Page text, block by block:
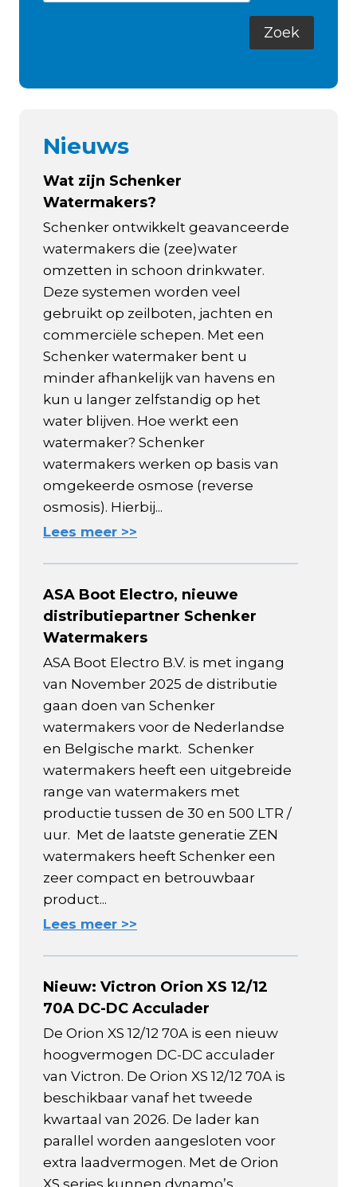
Nieuws
Wat zijn Schenker
Watermakers?
Schenker ontwikkelt geavanceerde
watermakers die (zee)water
omzetten in schoon drinkwater.
Deze systemen worden veel
gebruikt op zeilboten, jachten en
commerciële schepen. Met een
Schenker watermaker bent u
minder afhankelijk van havens en
kun u langer zelfstandig op het
water blijven. Hoe werkt een
watermaker? Schenker
watermakers werken op basis van
omgekeerde osmose (reverse
osmosis). Hierbij...
Lees meer >>
ASA Boot Electro, nieuwe
distributiepartner Schenker
Watermakers
ASA Boot Electro B.V. is met ingang
van November 2025 de distributie
gaan doen van Schenker
watermakers voor de Nederlandse
en Belgische markt. Schenker
watermakers heeft een uitgebreide
range van watermakers met
productie tussen de 30 en 500 LTR /
uur. Met de laatste generatie ZEN
watermakers heeft Schenker een
zeer compact en betrouwbaar
product...
Lees meer >>
Nieuw: Victron Orion XS 12/12
70A DC-DC Acculader
De Orion XS 12/12 70A is een nieuw
hoogvermogen DC-DC acculader
van Victron. De Orion XS 12/12 70A is
beschikbaar vanaf het tweede
kwartaal van 2026. De lader kan
parallel worden aangesloten voor
extra laadvermogen. Met de Orion
XS series kunnen dynamo’s